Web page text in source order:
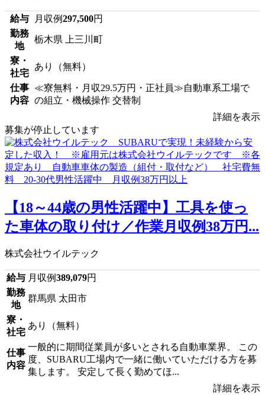
給与 月収例297,500円
勤務
地
栃木県 上三川町
寮・
社宅
あり（無料）
仕事
内容
≪寮無料・月収29.5万円・正社員≫自動車系工場で
の組立・機械操作 交替制
詳細を表示
募集が停止しています
【18～44歳の男性活躍中】工具を使っ
た車体の取り付け／作業月収例38万円...
株式会社ウイルテック
給与 月収例389,079円
勤務
地
群馬県 太田市
寮・
社宅
あり（無料）
仕事
内容
一般的に期間従業員が多いとされる自動車業界。 この
度、SUBARU工場内で一緒に働いていただける方を募
集します。 安定して長く勤めてほ...
詳細を表示